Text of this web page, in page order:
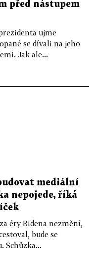
před nástupem
ujme
se dívali na jeho
Jak ale...
mediální
nepojede, říká
éry Bidena nezmění,
bude se
Schůzka...